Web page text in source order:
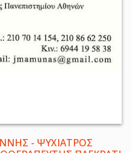
- ΨΥΧΙΑΤΡΟΣ